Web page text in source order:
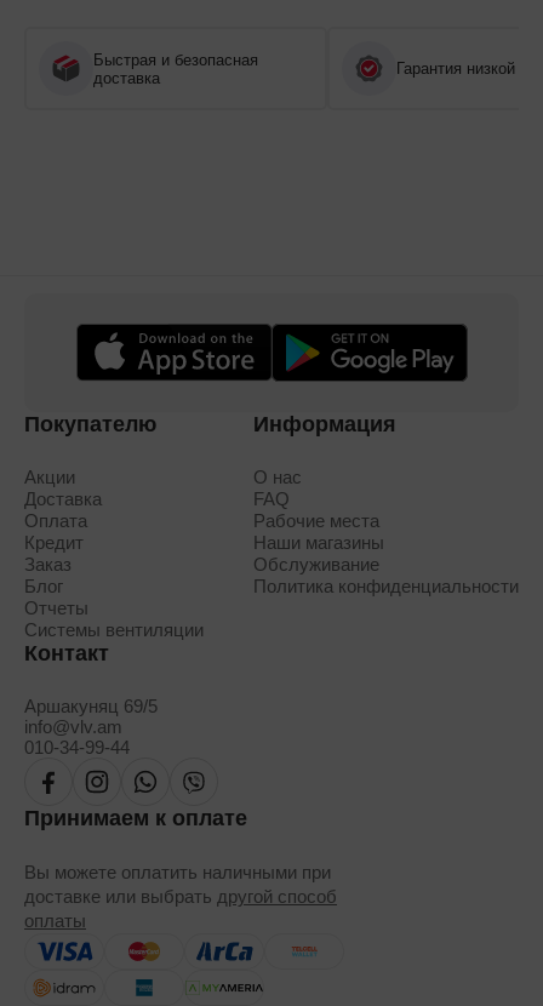
Быстрая и безопасная
доставка
Гарантия низкой
Покупателю
Акции
Доставка
Оплата
Кредит
Заказ
Блог
Отчеты
Системы вентиляции
Информация
О нас
FAQ
Рабочие места
Наши магазины
Обслуживание
Политика конфиденциальности
Контакт
Аршакуняц 69/5
info@vlv.am
010-34-99-44
Принимаем к оплате
Вы можете оплатить наличными при
доставке или выбрать другой способ
оплаты